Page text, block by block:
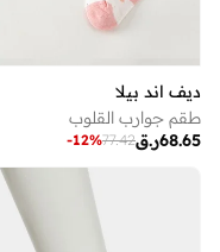
ديف اند بيلا
طقم جوارب القلوب
ر.ق68.65
77.42
-12%